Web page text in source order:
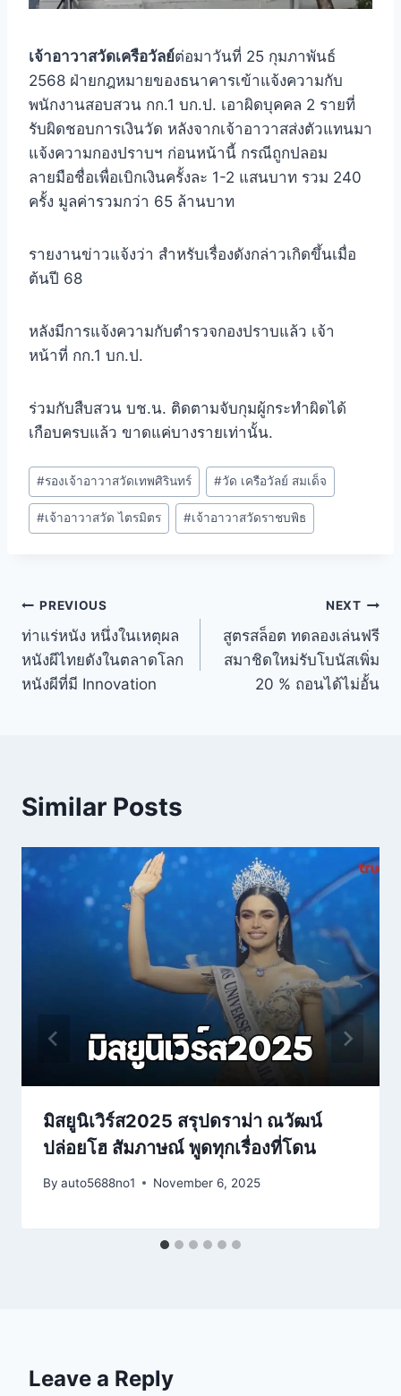
เจ้าอาวาสวัดเครือวัลย์ต่อมาวันที่ 25 กุมภาพันธ์
2568 ฝ่ายกฎหมายของธนาคารเข้าแจ้งความกับ
พนักงานสอบสวน กก.1 บก.ป. เอาผิดบุคคล 2 รายที่
รับผิดชอบการเงินวัด หลังจากเจ้าอาวาสส่งตัวแทนมา
แจ้งความกองปราบฯ ก่อนหน้านี้ กรณีถูกปลอม
ลายมือชื่อเพื่อเบิกเงินครั้งละ 1-2 แสนบาท รวม 240
ครั้ง มูลค่ารวมกว่า 65 ล้านบาท
รายงานข่าวแจ้งว่า สำหรับเรื่องดังกล่าวเกิดขึ้นเมื่อ
ต้นปี 68
หลังมีการแจ้งความกับตำรวจกองปราบแล้ว เจ้า
หน้าที่ กก.1 บก.ป.
ร่วมกับสืบสวน บช.น. ติดตามจับกุมผู้กระทำผิดได้
เกือบครบแล้ว ขาดแค่บางรายเท่านั้น.
#รองเจ้าอาวาสวัดเทพศิรินทร์ #วัด เครือวัลย์ สมเด็จ
#เจ้าอาวาสวัด ไตรมิตร #เจ้าอาวาสวัดราชบพิธ
PREVIOUS
ท่าแร่หนัง หนึ่งในเหตุผล
หนังผีไทยดังในตลาดโลก
หนังผีที่มี Innovation
NEXT
สูตรสล็อต ทดลองเล่นฟรี
สมาชิดใหม่รับโบนัสเพิ่ม
20 % ถอนได้ไม่อั้น
Similar Posts
มิสยูนิเวิร์ส2025 สรุปดราม่า ณวัฒน์
ปล่อยโฮ สัมภาษณ์ พูดทุกเรื่องที่โดน
By auto5688no1 November 6, 2025
Leave a Reply